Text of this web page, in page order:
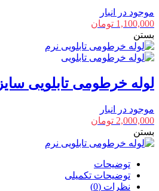
موجود در انبار
1,100,000 تومان
بستن
لوله خرطومی تابلویی سایز 36
موجود در انبار
2,000,000 تومان
بستن
توضیحات
توضیحات تکمیلی
نظرات (0)